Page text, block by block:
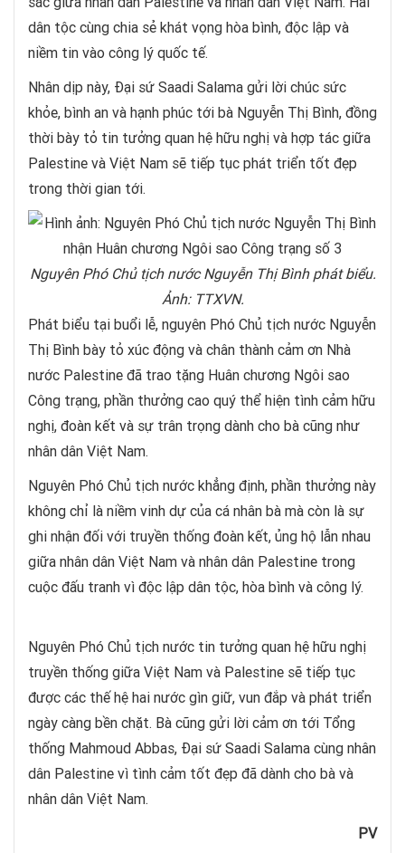
dân tộc cùng chia sẻ khát vọng hòa bình, độc lập và
niềm tin vào công lý quốc tế.
Nhân dịp này, Đại sứ Saadi Salama gửi lời chúc sức
khỏe, bình an và hạnh phúc tới bà Nguyễn Thị Bình, đồng
thời bày tỏ tin tưởng quan hệ hữu nghị và hợp tác giữa
Palestine và Việt Nam sẽ tiếp tục phát triển tốt đẹp
trong thời gian tới.
Nguyên Phó Chủ tịch nước Nguyễn Thị Bình phát biểu.
Ảnh: TTXVN.
Phát biểu tại buổi lễ, nguyên Phó Chủ tịch nước Nguyễn
Thị Bình bày tỏ xúc động và chân thành cảm ơn Nhà
nước Palestine đã trao tặng Huân chương Ngôi sao
Công trạng, phần thưởng cao quý thể hiện tình cảm hữu
nghị, đoàn kết và sự trân trọng dành cho bà cũng như
nhân dân Việt Nam.
Nguyên Phó Chủ tịch nước khẳng định, phần thưởng này
không chỉ là niềm vinh dự của cá nhân bà mà còn là sự
ghi nhận đối với truyền thống đoàn kết, ủng hộ lẫn nhau
giữa nhân dân Việt Nam và nhân dân Palestine trong
cuộc đấu tranh vì độc lập dân tộc, hòa bình và công lý.
Nguyên Phó Chủ tịch nước tin tưởng quan hệ hữu nghị
truyền thống giữa Việt Nam và Palestine sẽ tiếp tục
được các thế hệ hai nước gìn giữ, vun đắp và phát triển
ngày càng bền chặt. Bà cũng gửi lời cảm ơn tới Tổng
thống Mahmoud Abbas, Đại sứ Saadi Salama cùng nhân
dân Palestine vì tình cảm tốt đẹp đã dành cho bà và
nhân dân Việt Nam.
PV